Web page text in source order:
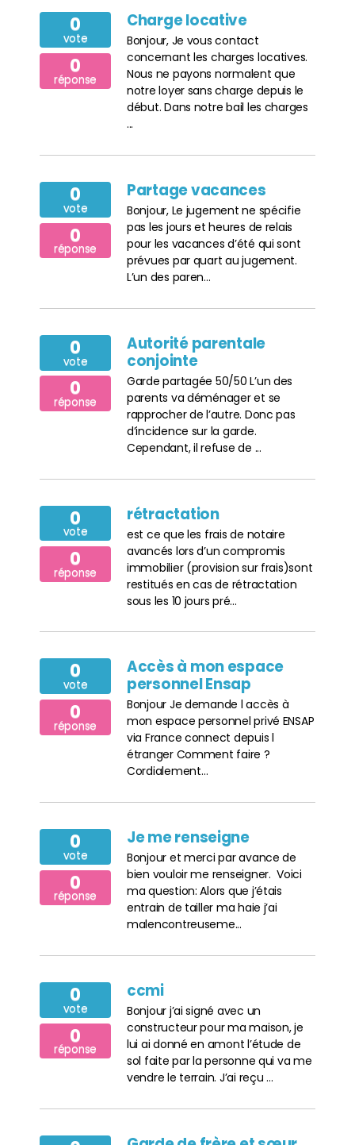
0
vote
0
réponse
Charge locative
Bonjour, Je vous contact
concernant les charges locatives.
Nous ne payons normalent que
notre loyer sans charge depuis le
début. Dans notre bail les charges
...
0
vote
0
réponse
Partage vacances
Bonjour, Le jugement ne spécifie
pas les jours et heures de relais
pour les vacances d’été qui sont
prévues par quart au jugement.
L’un des paren...
0
vote
0
réponse
Autorité parentale
conjointe
Garde partagée 50/50 L’un des
parents va déménager et se
rapprocher de l’autre. Donc pas
d’incidence sur la garde.
Cependant, il refuse de ...
0
vote
0
réponse
rétractation
est ce que les frais de notaire
avancés lors d’un compromis
immobilier (provision sur frais)sont
restitués en cas de rétractation
sous les 10 jours pré...
0
vote
0
réponse
Accès à mon espace
personnel Ensap
Bonjour Je demande l accès à
mon espace personnel privé ENSAP
via France connect depuis l
étranger Comment faire ?
Cordialement…
0
vote
0
réponse
Je me renseigne
Bonjour et merci par avance de
bien vouloir me renseigner. Voici
ma question: Alors que j’étais
entrain de tailler ma haie j’ai
malencontreuseme...
0
vote
0
réponse
ccmi
Bonjour j’ai signé avec un
constructeur pour ma maison, je
lui ai donné en amont l’étude de
sol faite par la personne qui va me
vendre le terrain. J’ai reçu ...